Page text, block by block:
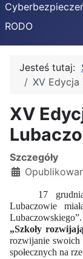
RODO
Jesteś tutaj:
XV
XV
Szczegóły
17
Lubaczowie
„Szkoły
rozwijanie
społecznych na